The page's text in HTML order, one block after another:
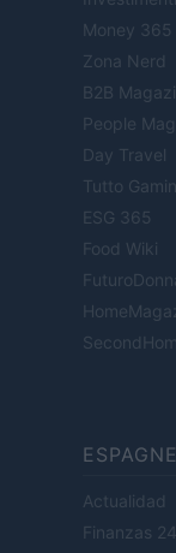
Money 365
Zona Nerd
B2B
People
Day Travel
Tutto
ESG 365
Food Wiki
Actualidad
Finanzas 24